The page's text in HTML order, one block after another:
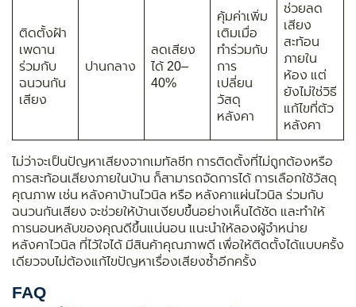
ติดตั้งฝ้า
เพดาน
ร่วมกับ
ฉนวนกัน
เสียง
ปานกลาง
ลดเสียง
ได้ 20–
40%
คุ้มค่าเพิ่ม
เติมเมื่อ
ทำร่วมกับ
การ
เปลี่ยน
วัสดุ
หลังคา
ช่วยลด
เสียง
สะท้อน
ภายใน
ห้อง แต่
ยังไม่ใช่วิธี
แก้ไขที่ตัว
หลังคา
ไม่ว่าจะเป็นปัญหาเสียงจากเมทัลชีท การติดตั้งที่ไม่ถูกต้องหรือ
การสะท้อนเสียงภายในบ้าน ก็สามารถจัดการได้ การเลือกใช้วัสดุ
คุณภาพ เช่น หลังคาบ้านไวนิล หรือ หลังคาแผ่นไวนิล ร่วมกับ
ฉนวนกันเสียง จะช่วยให้บ้านเงียบขึ้นอย่างเห็นได้ชัด และทำให้
การนอนหลับของคุณดีขึ้นแน่นอน แนะนำให้ลองผู้จำหน่าย
หลังคาไวนิล ที่ไว้ใจได้ มีสินค้าคุณภาพดี เพื่อให้ติดตั้งได้แบบครั้ง
เดียวจบไม่ต้องแก้ไขปัญหาเรื่องเสียงซ้ำอีกครั้ง
FAQ